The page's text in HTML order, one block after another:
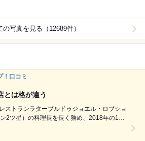
の写真を見る（12689件）
！口コミ
とは格が違う
ストランラターブルドゥジョエル・ロブショ
2ツ星）の料理長を長く務め、2018年の10
越して殺風景ですらあります。 座席数